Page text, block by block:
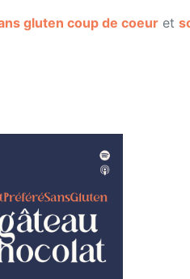
gluten coup de coeur et